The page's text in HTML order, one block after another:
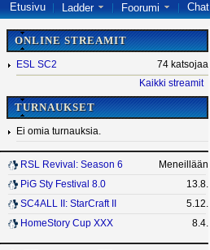
Etusivu Ladder Foorumi Chat
ONLINE STREAMIT
ESL SC2
74 katsojaa
Kaikki streamit
TURNAUKSET
Ei omia turnauksia.
RSL Revival: Season 6
Meneillään
PiG Sty Festival 8.0
13.8.
SC4ALL II: StarCraft II
5.12.
HomeStory Cup XXX
8.4.